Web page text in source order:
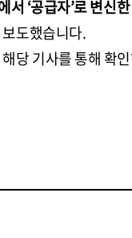
서 ‘공급자’로 변신한
도했습니다.
당 기사를 통해 확